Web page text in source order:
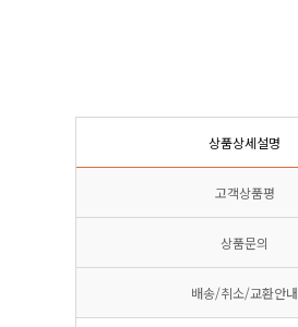
상품상세설명
고객상품평
상품문의
배송/취소/교환안내